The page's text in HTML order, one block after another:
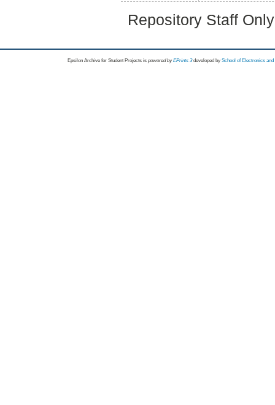
Repository Staff
Epsilon Archive for Student Projects is powored byEPrints 3 developed by School of Electronics